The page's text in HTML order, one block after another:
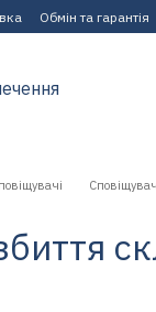
Обмін та гарантія